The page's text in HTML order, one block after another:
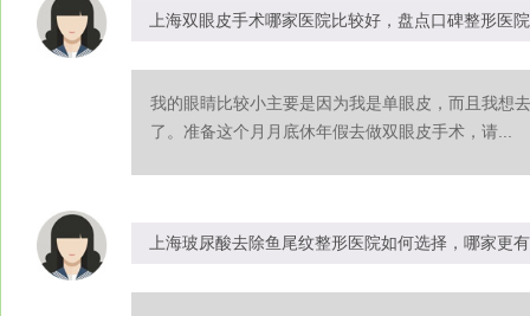
上海双眼皮手术哪家医院比较好，盘点口碑整形医
我的眼睛比较小主要是因为我是单眼皮，而且我想
了。准备这个月月底休年假去做双眼皮手术，请...
上海玻尿酸去除鱼尾纹整形医院如何选择，哪家更